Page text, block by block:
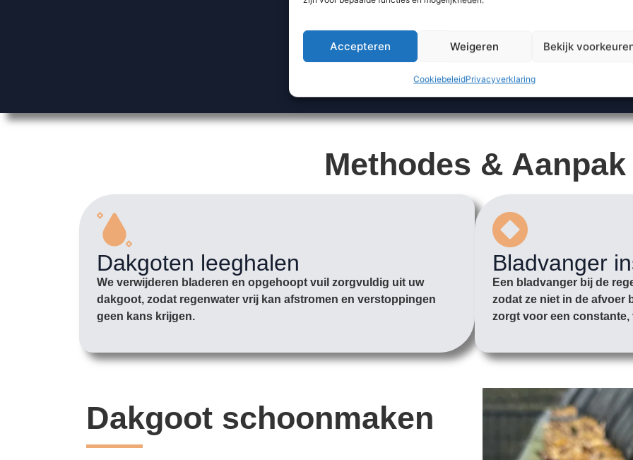
Accepteren Weigeren Bekijk
CookiebeleidPrivacyverklaring
Methodes & Aanpak
Dakgoten leeghalen
We verwijderen bladeren en opgehoopt vuil zorgvuldig uit uw
dakgoot, zodat regenwater vrij kan afstromen en verstoppingen
geen kans krijgen.
Bladvanger
Een bladvanger bij de
zodat ze niet in de afvoer
zorgt voor een constante,
Dakgoot schoonmaken